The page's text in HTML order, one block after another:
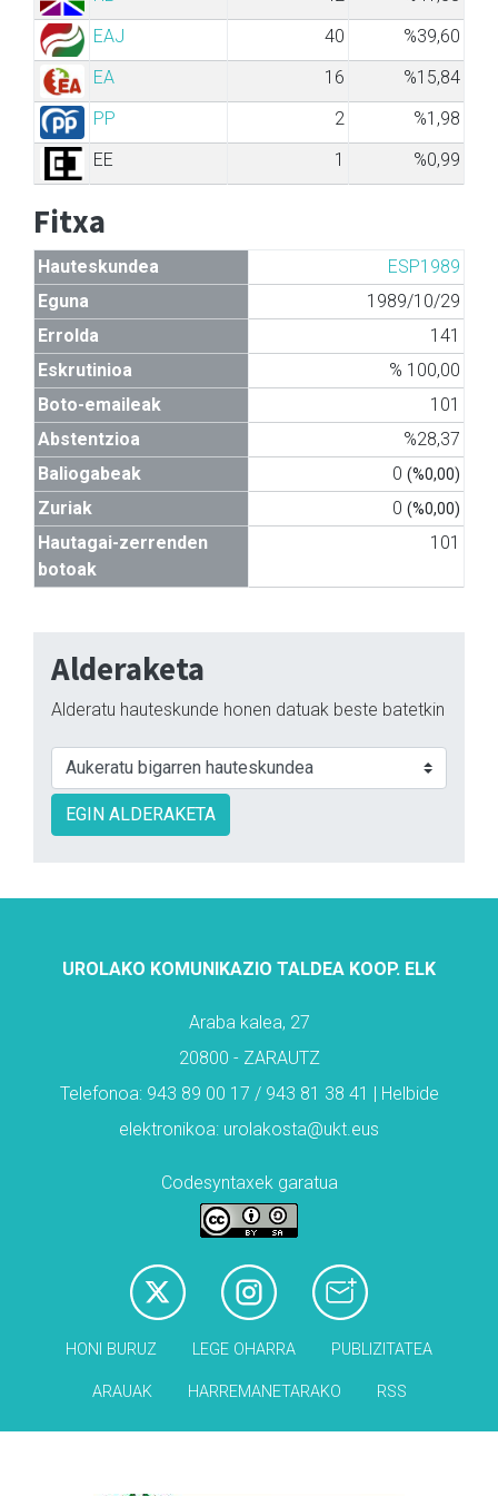
EAJ
40
%39,60
EA
16
%15,84
PP
2
%1,98
EE
1 %0,99
Fitxa
Hauteskundea
ESP1989
Eguna
1989/10/29
Errolda
141
Eskrutinioa
% 100,00
Boto-emaileak
101
Abstentzioa
%28,37
Baliogabeak
0 (%0,00)
Zuriak 0 (%0,00)
Hautagai-zerrenden
botoak
101
Alderaketa
Alderatu hauteskunde honen datuak beste batetkin
EGIN ALDERAKETA
UROLAKO KOMUNIKAZIO TALDEA KOOP. ELK
Araba kalea, 27
20800 - ZARAUTZ
Telefonoa: 943 89 00 17 / 943 81 38 41 | Helbide
elektronikoa: urolakosta@ukt.eus
Codesyntaxek garatua
HONI BURUZ LEGE OHARRA PUBLIZITATEA
ARAUAK HARREMANETARAKO RSS